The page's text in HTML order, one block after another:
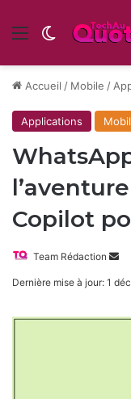
Menu Switch skin
Accueil / Mobile /
Applications
Copilot
Team Rédaction
Dernière mise à jour: 1